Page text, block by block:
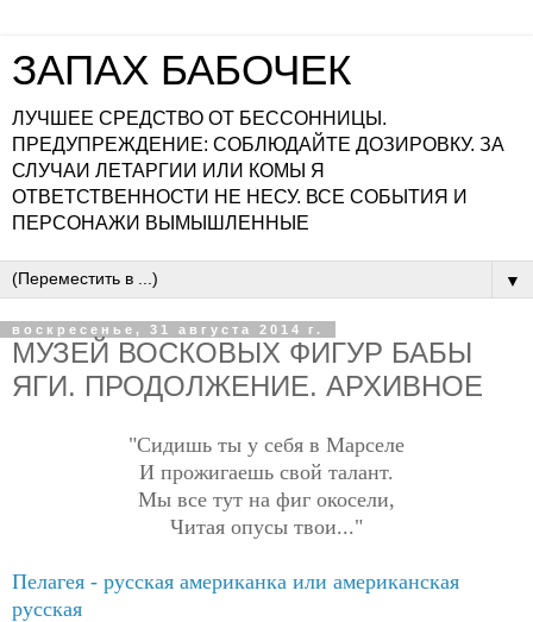
ЗАПАХ БАБОЧЕК
ЛУЧШЕЕ СРЕДСТВО ОТ БЕССОННИЦЫ.
ПРЕДУПРЕЖДЕНИЕ: СОБЛЮДАЙТЕ ДОЗИРОВКУ. ЗА
СЛУЧАИ ЛЕТАРГИИ ИЛИ КОМЫ Я
ОТВЕТСТВЕННОСТИ НЕ НЕСУ. ВСЕ СОБЫТИЯ И
ПЕРСОНАЖИ ВЫМЫШЛЕННЫЕ
▼
воскресенье, 31 августа 2014 г.
МУЗЕЙ ВОСКОВЫХ ФИГУР БАБЫ
ЯГИ. ПРОДОЛЖЕНИЕ. АРХИВНОЕ
"Сидишь ты у себя в Марселе
И прожигаешь свой талант.
Мы все тут на фиг окосели,
Читая опусы твои..."
Пелагея - русская американка или американская
русская